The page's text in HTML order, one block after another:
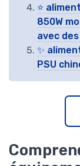
⭐
850W
avec
✨
PSU